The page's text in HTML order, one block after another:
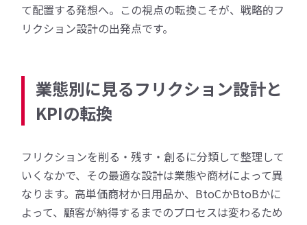
て配置する発想へ。この視点の転換こそが、戦略的フ
リクション設計の出発点です。
業態別に見るフリクション設計と
KPIの転換
フリクションを削る・残す・創るに分類して整理して
いくなかで、その最適な設計は業態や商材によって異
なります。高単価商材か日用品か、BtoCかBtoBかに
よって、顧客が納得するまでのプロセスは変わるため